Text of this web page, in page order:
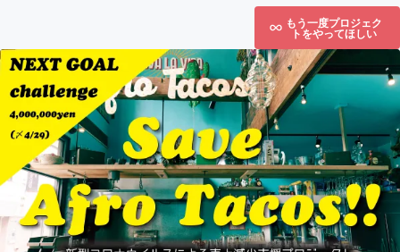
もう一度プロジェク
トをやってほしい